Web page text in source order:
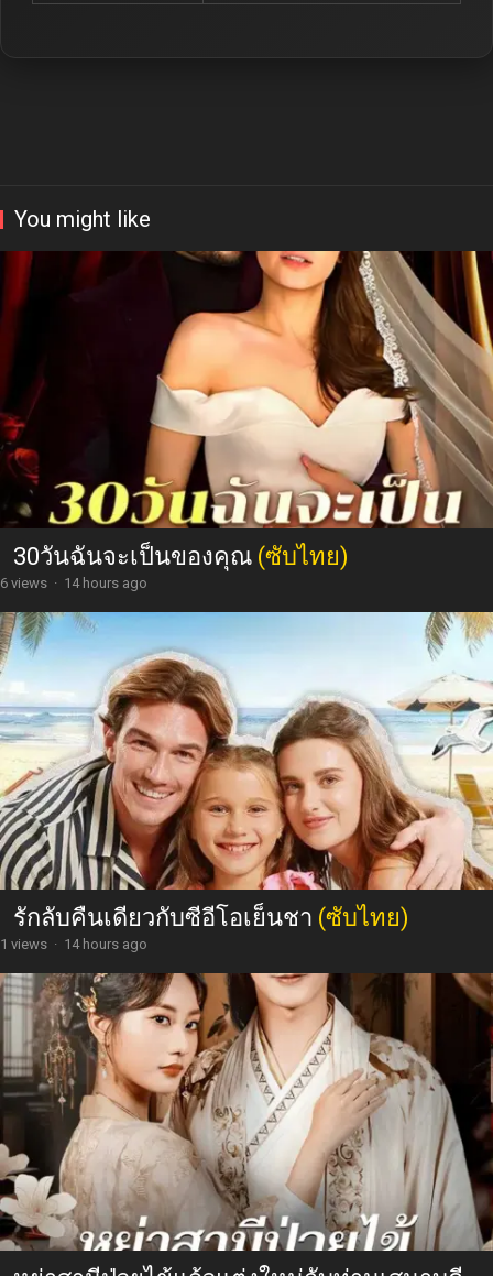
You might like
30วันฉันจะเป็นของคุณ (ซับไทย)
6 views · 14 hours ago
รักลับคืนเดียวกับซีอีโอเย็นชา (ซับไทย)
1 views · 14 hours ago